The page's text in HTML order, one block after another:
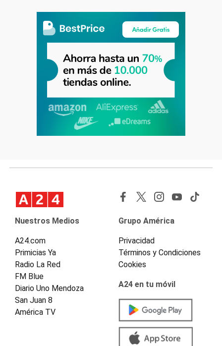
Nuestros Medios
A24.com
Primicias Ya
Radio La Red
FM Blue
Diario Uno Mendoza
San Juan 8
América TV
Grupo América
Privacidad
Términos y Condiciones
Cookies
A24 en tu móvil